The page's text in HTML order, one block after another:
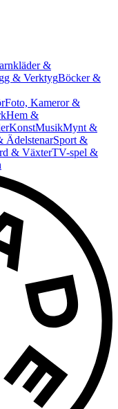
&
& VerktygBöcker &
Foto, Kameror &
Hem &
KonstMusikMynt &
ÄdelstenarSport &
& VäxterTV-spel &